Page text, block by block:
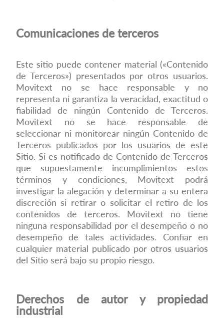
Comunicaciones de terceros
Este sitio puede contener material («Contenido
de Terceros») presentados por otros usuarios.
Movitext no se hace responsable y no
representa ni garantiza la veracidad, exactitud o
fiabilidad de ningún Contenido de Terceros.
Movitext no se hace responsable de
seleccionar ni monitorear ningún Contenido de
Terceros publicados por los usuarios de este
Sitio. Si es notificado de Contenido de Terceros
que supuestamente incumplimientos estos
términos y condiciones, Movitext podrá
investigar la alegación y determinar a su entera
discreción si retirar o solicitar el retiro de los
contenidos de terceros. Movitext no tiene
ninguna responsabilidad por el desempeño o no
desempeño de tales actividades. Confiar en
cualquier material publicado por otros usuarios
del Sitio será bajo su propio riesgo.
Derechos de autor y propiedad
industrial